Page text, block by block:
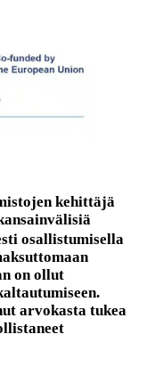
kehittäjä
osallistumisella
on ollut
arvokasta tukea